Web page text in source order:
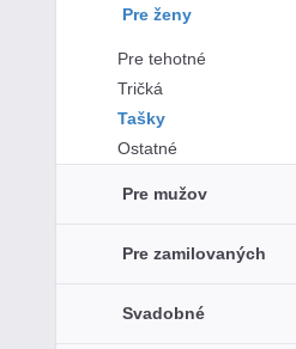
Pre ženy
Pre tehotné
Tričká
Tašky
Ostatné
Pre mužov
Pre zamilovaných
Svadobné